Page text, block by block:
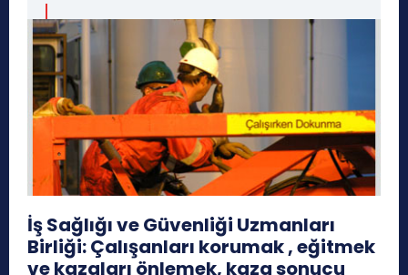
İş Sağlığı ve Güvenliği Uzmanları
Birliği: Çalışanları korumak , eğitmek
ve kazaları önlemek, kaza sonucu